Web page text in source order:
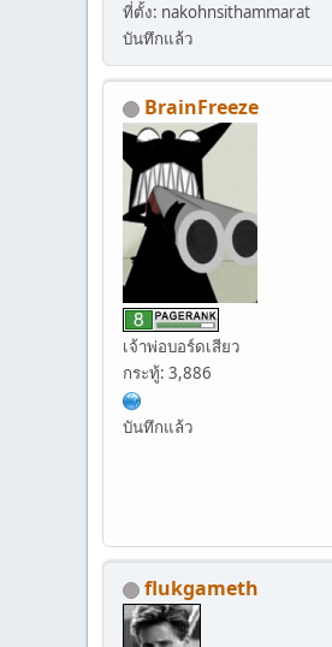
ที่ตั้ง: nakohnsithammarat
บันทึกแล้ว
BrainFreeze
เจ้าพ่อบอร์ดเสียว
กระทู้: 3,886
บันทึกแล้ว
flukgameth